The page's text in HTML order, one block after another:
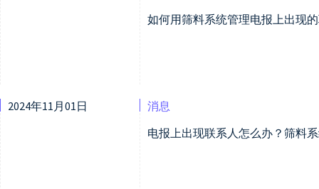
如何用筛料系统管理电报上出现
2024年11月01日
消息
电报上出现联系人怎么办？筛料